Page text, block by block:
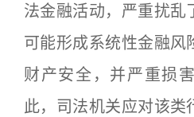
法金融活动，严重扰乱
可能形成系统性金融风
财产安全，并严重损
此，司法机关应对该类